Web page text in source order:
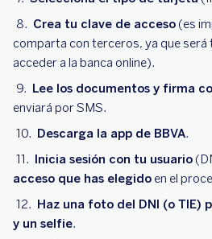
Crea tu clave de acceso (es
comparta con terceros, ya que será
acceder a la banca online).
Lee los documentos y firma
enviará por SMS.
Descarga la app de BBVA.
Inicia sesión con tu usuario
acceso que has elegido en el
Haz una foto del DNI (o TIE)
y un selfie.